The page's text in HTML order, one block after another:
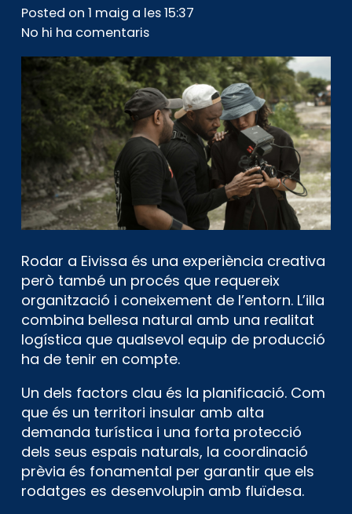
Posted on 1 maig a les 15:37
No hi ha comentaris
Rodar a Eivissa és una experiència creativa
però també un procés que requereix
organització i coneixement de l’entorn. L’illa
combina bellesa natural amb una realitat
logística que qualsevol equip de producció
ha de tenir en compte.
Un dels factors clau és la planificació. Com
que és un territori insular amb alta
demanda turística i una forta protecció
dels seus espais naturals, la coordinació
prèvia és fonamental per garantir que els
rodatges es desenvolupin amb fluïdesa.